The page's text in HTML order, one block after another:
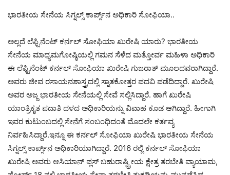
ಭಾರತೀಯ ಸೇನೆಯ ಸಿಗ್ನಲ್ಸ್ ಕಾರ್ಪ್ಸ್‌ನ ಅಧಿಕಾರಿ ಸೋಫಿಯಾ..
ಅಲ್ಲದೆ ಲೆಫ್ಟಿನೆಂಟ್ ಕರ್ನಲ್ ಸೋಫಿಯಾ ಖುರೇಷಿ ಯಾರು? ಭಾರತೀಯ
ಸೇನೆಯ ಮಾಧ್ಯಮಗೋಷ್ಠಿಯಲ್ಲಿ ಗಮನ ಸೆಳೆದ ಮತ್ತೋರ್ವ ಮಹಿಳಾ ಅಧಿಕಾರಿ
ಈ ಲೆಫ್ಟಿನೆಂಟ್ ಕರ್ನಲ್ ಸೋಫಿಯಾ ಖುರೇಷಿ ಗುಜರಾತ್‌ ಮೂಲದವರಾಗಿದ್ದಾರೆ.
ಅವರು ಜೀವ ರಸಾಯನಶಾಸ್ತ್ರದಲ್ಲಿ ಸ್ನಾತಕೋತ್ತರ ಪದವಿ ಪಡೆದಿದ್ದಾರೆ. ಖುರೇಷಿ
ಅವರ ಅಜ್ಜ ಭಾರತೀಯ ಸೇನೆಯಲ್ಲಿ ಸೇವೆ ಸಲ್ಲಿಸಿದ್ದಾರೆ. ಹಾಗೆ ಖುರೇಷಿ
ಯಾಂತ್ರಿಕೃತ ಪದಾತಿ ದಳದ ಅಧಿಕಾರಿಯನ್ನು ವಿವಾಹ ಕೂಡ ಆಗಿದ್ದಾರೆ. ಹೀಗಾಗಿ
ಇವರ ಕುಟುಂಬದಲ್ಲಿ ಸೇನೆಗೆ ಸಂಬಂಧಿದಂತೆ ಮೊದಲೇ ಕರ್ತವ್ಯ
ನಿರ್ವಹಿಸಿದ್ದಾರೆ.ಇನ್ನೂ ಈ ಕರ್ನಲ್ ಸೋಫಿಯಾ ಖುರೇಷಿ ಭಾರತೀಯ ಸೇನೆಯ
ಸಿಗ್ನಲ್ಸ್ ಕಾರ್ಪ್ಸ್‌ನ ಅಧಿಕಾರಿಯಾಗಿದ್ದಾರೆ. 2016 ರಲ್ಲಿ ಕರ್ನಲ್ ಸೋಫಿಯಾ
ಖುರೇಷಿ ಅವರು ಆಸಿಯಾನ್ ಪ್ಲಸ್ ಬಹುರಾಷ್ಟ್ರೀಯ ಕ್ಷೇತ್ರ ತರಬೇತಿ ವ್ಯಾಯಾಮ,